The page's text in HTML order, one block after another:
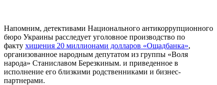
Напомним, детективами Национального антикоррупционного
бюро Украины расследует уголовное производство по
факту хищения 20 миллионами долларов «Ощадбанка»,
организованное народным депутатом из группы «Воля
народа» Станиславом Березкиным. и приведенное в
исполнение его близкими родственниками и бизнес-
партнерами.